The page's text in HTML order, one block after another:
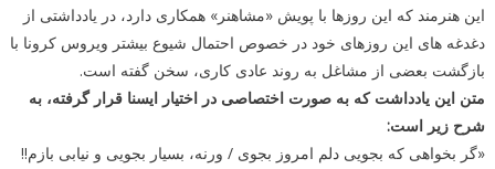
این هنرمند که این روزها با پویش «مشاهنر» همکاری دارد، در یادداشتی از
دغدغه های این روزهای خود در خصوص احتمال شیوع بیشتر ویروس کرونا با
بازگشت بعضی از مشاغل به روند عادی کاری، سخن گفته است.
متن این یادداشت که به صورت اختصاصی در اختیار ایسنا قرار گرفته، به
شرح زیر است:
«گر بخواهی که بجویی دلم امروز بجوی / ورنه، بسیار بجویی و نیابی بازم!!